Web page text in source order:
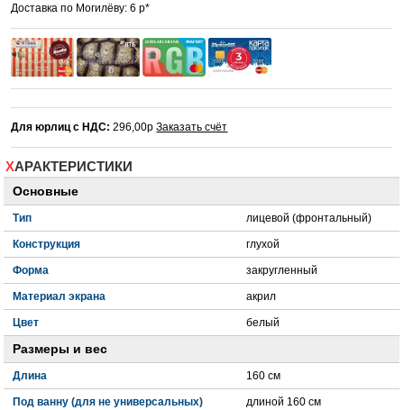
Доставка по Могилёву: 6 р*
Для юрлиц с НДС: 296,00рЗаказать счёт
ХАРАКТЕРИСТИКИ
Основные
Тип лицевой (фронтальный)
Конструкция глухой
Форма закругленный
Материал экрана акрил
Цвет белый
Размеры и вес
Длина 160 см
Под ванну (для не универсальных) длиной 160 см